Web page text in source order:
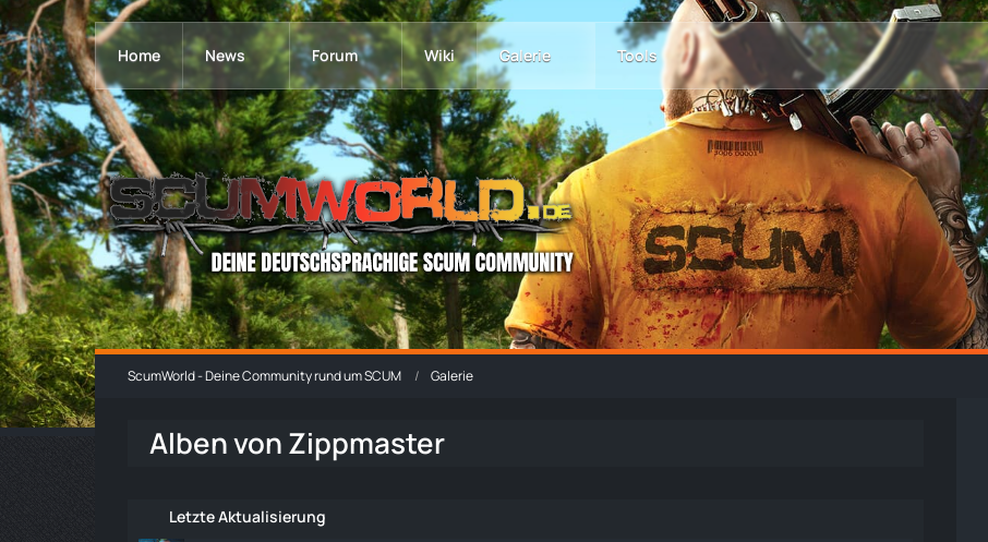
Home News Forum Wiki Galerie Tools
ScumWorld - Deine Community rund um SCUM Galerie
Alben von Zippmaster
Letzte Aktualisierung